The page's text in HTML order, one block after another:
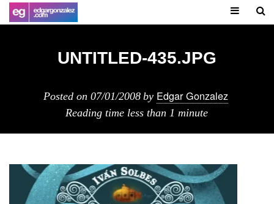
UNTITLED-435.JPG
Posted on 07/01/2008 by Edgar Gonzalez
Reading time less than 1 minute